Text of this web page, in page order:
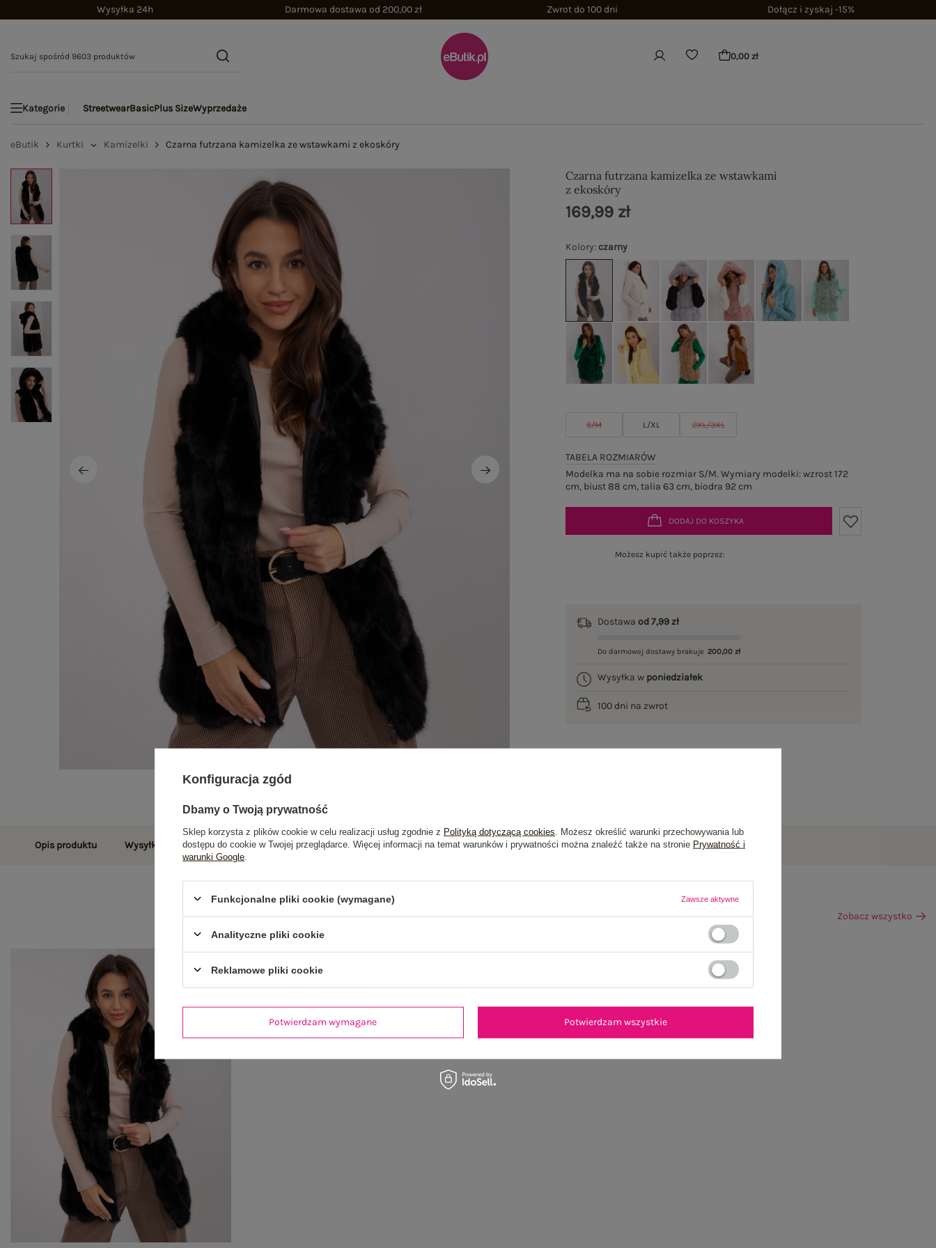
Wysyłka 24h Darmowa dostawa od 200,00 zł Zwrot do 100 dni Dołącz i zyskaj -15%
0,00 zł
Kategorie StreetwearBasicPlus SizeWyprzedaże
eButik Kurtki Kamizelki Czarna futrzana kamizelka ze wstawkami z ekoskóry
Czarna futrzana kamizelka ze wstawkami
z ekoskóry
Kolory: czarny
S/M L/XL 2XL/3XL
TABELA ROZMIARÓW
Modelka ma na sobie rozmiar S/M. Wymiary modelki: wzrost 172
cm, biust 88 cm, talia 63 cm, biodra 92 cm
169,99 zł
DODAJ DO KOSZYKA
Możesz kupić także poprzez:
Dostawaod 7,99 zł
Do darmowej dostawy brakuje 200,00 zł
Wysyłka w poniedziałek
100 dni na zwrot
Opis produktu Wysyłka i dostawa Zwroty i reklamacje Opinie o produkcie(0)
Zobacz wszystko
Konfiguracja zgód
Dbamy o Twoją prywatność
Sklep korzysta z plików cookie w celu realizacji usług zgodnie z Polityką dotyczącą cookies . Możesz określić warunki przechowywania lub
dostępu do cookie w Twojej przeglądarce. Więcej informacji na temat warunków i prywatności można znaleźć także na stronie Prywatność i
warunki Google
Funkcjonalne pliki cookie (wymagane) Zawsze aktywne
Analityczne pliki cookie
Reklamowe pliki cookie
Potwierdzam wymagane Potwierdzam wszystkie